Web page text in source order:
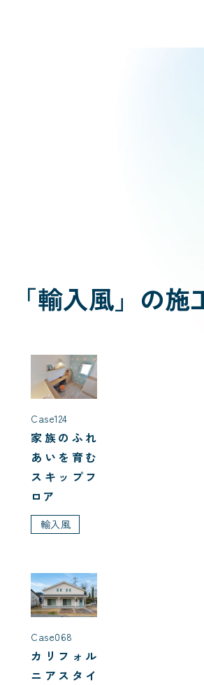
「輸入風」の
Case124
家族のふれ
あいを育む
スキップフ
ロア
輸入風
Case068
カリフォル
ニアスタイ